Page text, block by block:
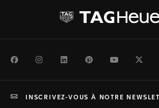
FacebookInstagramLinkedInPinterestYoutube
INSCRIVEZ-VOUS À NOTRE